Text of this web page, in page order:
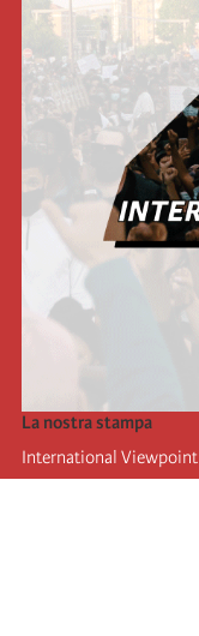
La nostra stampa
International Viewpoint